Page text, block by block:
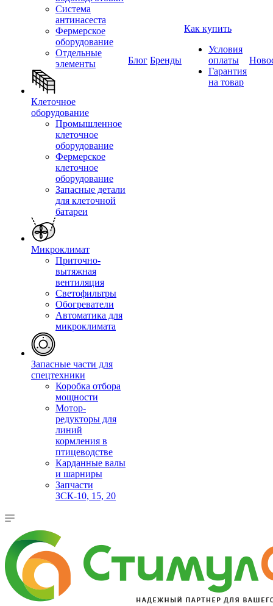
Система
антинасеста
Фермерское
оборудование
Отдельные
элементы
Клеточное
оборудование
Промышленное
клеточное
оборудование
Фермерское
клеточное
оборудование
Запасные детали
для клеточной
батареи
Микроклимат
Приточно-
вытяжная
вентиляция
Светофильтры
Обогреватели
Автоматика для
микроклимата
Запасные части для
спецтехники
Коробка отбора
мощности
Мотор-
редукторы для
линий
кормления в
птицеводстве
Карданные валы
и шарниры
Запчасти
ЗСК-10, 15, 20
Блог Бренды
Как купить
Условия
оплаты
Гарантия
на товар